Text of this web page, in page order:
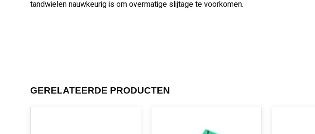
tandwielen nauwkeurig is om overmatige slijtage te voorkomen.
GERELATEERDE PRODUCTEN